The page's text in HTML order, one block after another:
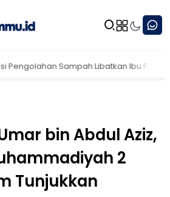
Sampah Libatkan Ibu PKK Gedongarum
bin Abdul Aziz,
2
Tunjukkan